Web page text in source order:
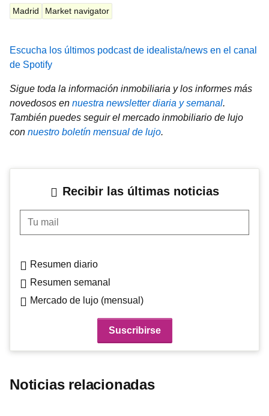
Madrid Market navigator
Escucha los últimos podcast de idealista/news en el canal
de Spotify
Sigue toda la información inmobiliaria y los informes más
novedosos en nuestra newsletter diaria y semanal.
También puedes seguir el mercado inmobiliario de lujo
con nuestro boletín mensual de lujo.
Recibir las últimas noticias
Tu mail
Resumen diario
Resumen semanal
Mercado de lujo (mensual)
Noticias relacionadas